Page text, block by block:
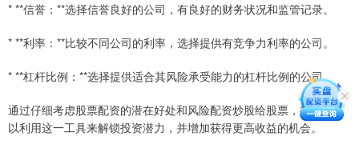
* **信誉：**选择信誉良好的公司，有良好的财务状况和监管记录。
* **利率：**比较不同公司的利率，选择提供有竞争力利率的公司。
* **杠杆比例：**选择提供适合其风险承受能力的杠杆比例的公司。
通过仔细考虑股票配资的潜在好处和风险配资炒股给股票，投资者可
以利用这一工具来解锁投资潜力，并增加获得更高收益的机会。